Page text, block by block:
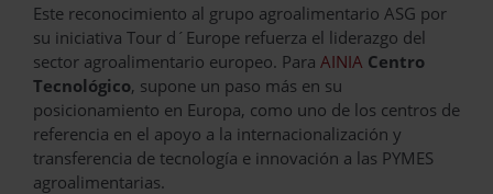
Este reconocimiento al grupo agroalimentario ASG por
su iniciativa Tour d´Europe refuerza el liderazgo del
sector agroalimentario europeo. Para AINIA Centro
Tecnológico, supone un paso más en su
posicionamiento en Europa, como uno de los centros de
referencia en el apoyo a la internacionalización y
transferencia de tecnología e innovación a las PYMES
agroalimentarias.